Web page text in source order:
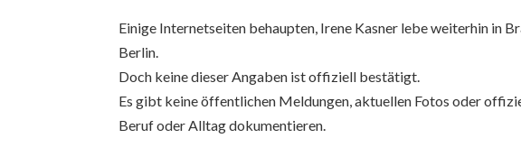
Einige Internetseiten behaupten, Irene Kasner lebe weiterhin in
Berlin.
Doch keine dieser Angaben ist offiziell bestätigt.
Es gibt keine öffentlichen Meldungen, aktuellen Fotos oder
Beruf oder Alltag dokumentieren.